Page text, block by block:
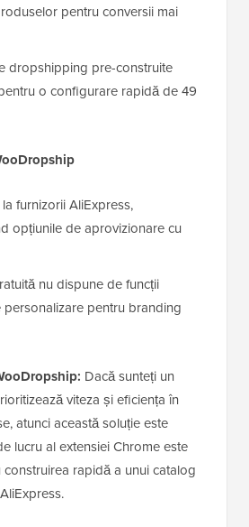
pentru conversii mai
dropshipping pre-construite
o configurare rapidă de 49
furnizorii AliExpress,
opțiunile de aprovizionare cu
nu dispune de funcții
personalizare pentru branding
Dacă sunteți un
viteza și eficiența în
atunci această soluție este
lucru al extensiei Chrome este
rapidă a unui catalog